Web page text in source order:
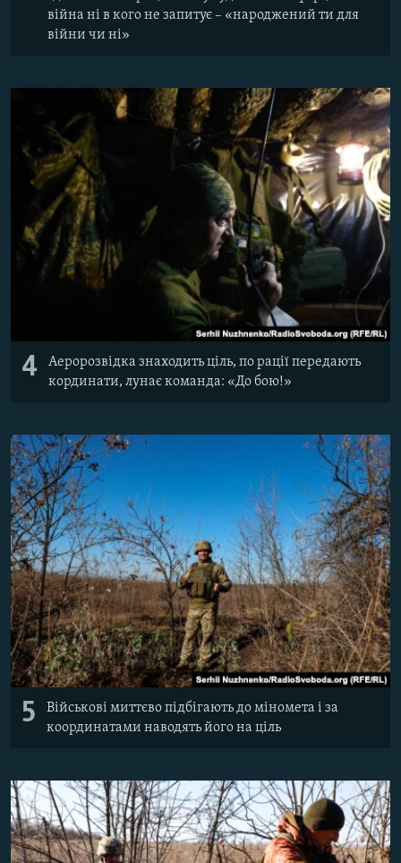
війна ні в кого не запитує – «народжений ти для
війни чи ні»
4
Аеророзвідка знаходить ціль, по рації передають
кординати, лунає команда: «До бою!»
5
Військові миттєво підбігають до міномета і за
координатами наводять його на ціль